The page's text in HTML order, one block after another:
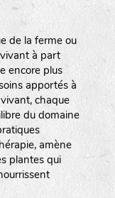
de la ferme ou
à part
encore plus
apportés à
chaque
du domaine
amène
plantes qui
gauche)